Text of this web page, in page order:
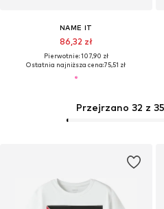
Przejrzano 32 z
NAME IT
86,32 zł
Pierwotnie: 107,90 zł
Ostatnia najniższa cena:75,51 zł